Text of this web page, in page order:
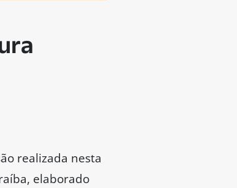
realizada nesta
elaborado